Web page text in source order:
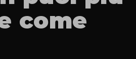
come